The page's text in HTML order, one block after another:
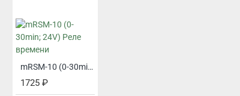
mRSM-10 (0-30min; 24V) Реле времени
1725 ₽